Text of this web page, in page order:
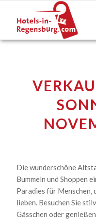
Die wunderschöne
Bummeln und Shoppen
Paradies für Menschen,
lieben. Besuchen Sie
Gässchen oder